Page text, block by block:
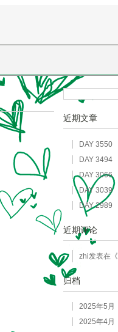
近期文章
DAY 3550
DAY 3494
DAY 3066
DAY 3039
DAY 2989
近期评论
zhi发表在《
归档
2025年5月
2025年4月